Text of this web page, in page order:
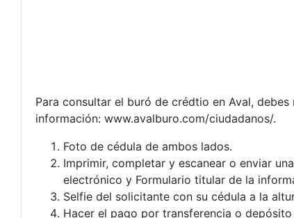
Para consultar el buró de crédtio en Aval,
información: www.avalburo.com/ciudadanos/.
Foto de cédula de ambos lados.
Imprimir, completar y escanear o enviar
electrónico y Formulario titular de la
Selfie del solicitante con su cédula a la
Hacer el pago por transferencia o